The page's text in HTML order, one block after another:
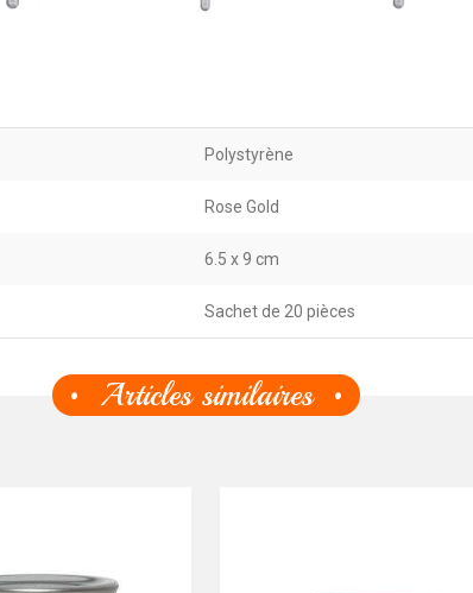
Polystyrène
Rose Gold
6.5 x 9 cm
Sachet de 20 pièces
Articles similaires